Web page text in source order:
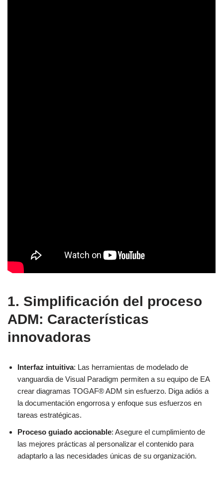
1. Simplificación del proceso
ADM: Características
innovadoras
Interfaz intuitiva: Las herramientas de modelado de
vanguardia de Visual Paradigm permiten a su equipo de EA
crear diagramas TOGAF® ADM sin esfuerzo. Diga adiós a
la documentación engorrosa y enfoque sus esfuerzos en
tareas estratégicas.
Proceso guiado accionable: Asegure el cumplimiento de
las mejores prácticas al personalizar el contenido para
adaptarlo a las necesidades únicas de su organización.